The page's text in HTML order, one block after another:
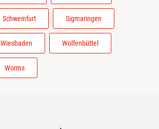
Schweinfurt Sigmaringen
Wiesbaden Wolfenbüttel
Worms